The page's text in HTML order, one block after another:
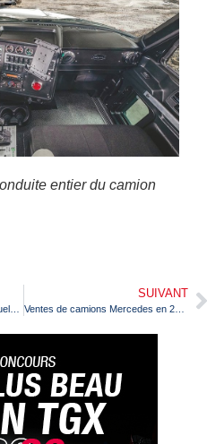
entier du camion
SUIVANT
Ventes de camions Mercedes en 2024 : « Nous restons les premiers en Europe »